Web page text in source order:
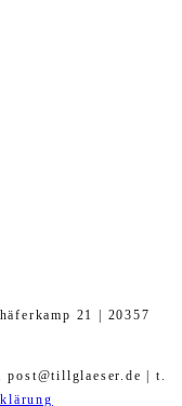
21 | 20357
| t.